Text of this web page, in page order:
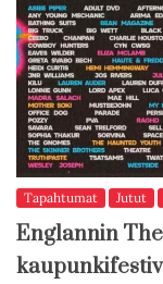
Tapahtumat Jutut
Englannin